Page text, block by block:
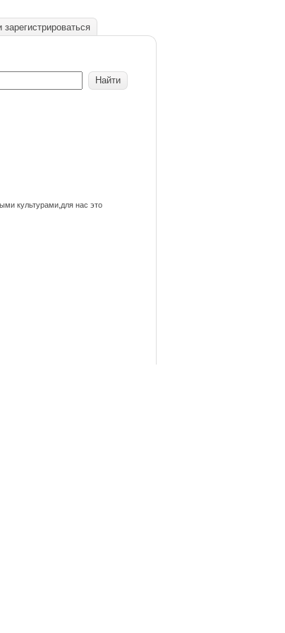
зарегистрироваться
культурами,для нас это